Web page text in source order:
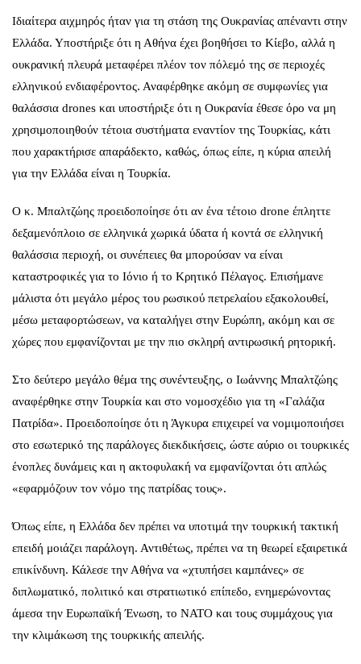
Ιδιαίτερα αιχμηρός ήταν για τη στάση της Ουκρανίας απέναντι στην
Ελλάδα. Υποστήριξε ότι η Αθήνα έχει βοηθήσει το Κίεβο, αλλά η
ουκρανική πλευρά μεταφέρει πλέον τον πόλεμό της σε περιοχές
ελληνικού ενδιαφέροντος. Αναφέρθηκε ακόμη σε συμφωνίες για
θαλάσσια drones και υποστήριξε ότι η Ουκρανία έθεσε όρο να μη
χρησιμοποιηθούν τέτοια συστήματα εναντίον της Τουρκίας, κάτι
που χαρακτήρισε απαράδεκτο, καθώς, όπως είπε, η κύρια απειλή
για την Ελλάδα είναι η Τουρκία.
Ο κ. Μπαλτζώης προειδοποίησε ότι αν ένα τέτοιο drone έπληττε
δεξαμενόπλοιο σε ελληνικά χωρικά ύδατα ή κοντά σε ελληνική
θαλάσσια περιοχή, οι συνέπειες θα μπορούσαν να είναι
καταστροφικές για το Ιόνιο ή το Κρητικό Πέλαγος. Επισήμανε
μάλιστα ότι μεγάλο μέρος του ρωσικού πετρελαίου εξακολουθεί,
μέσω μεταφορτώσεων, να καταλήγει στην Ευρώπη, ακόμη και σε
χώρες που εμφανίζονται με την πιο σκληρή αντιρωσική ρητορική.
Στο δεύτερο μεγάλο θέμα της συνέντευξης, ο Ιωάννης Μπαλτζώης
αναφέρθηκε στην Τουρκία και στο νομοσχέδιο για τη «Γαλάζια
Πατρίδα». Προειδοποίησε ότι η Άγκυρα επιχειρεί να νομιμοποιήσει
στο εσωτερικό της παράλογες διεκδικήσεις, ώστε αύριο οι τουρκικές
ένοπλες δυνάμεις και η ακτοφυλακή να εμφανίζονται ότι απλώς
«εφαρμόζουν τον νόμο της πατρίδας τους».
Όπως είπε, η Ελλάδα δεν πρέπει να υποτιμά την τουρκική τακτική
επειδή μοιάζει παράλογη. Αντιθέτως, πρέπει να τη θεωρεί εξαιρετικά
επικίνδυνη. Κάλεσε την Αθήνα να «χτυπήσει καμπάνες» σε
διπλωματικό, πολιτικό και στρατιωτικό επίπεδο, ενημερώνοντας
άμεσα την Ευρωπαϊκή Ένωση, το ΝΑΤΟ και τους συμμάχους για
την κλιμάκωση της τουρκικής απειλής.